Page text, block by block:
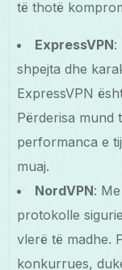
të thotë
ExpressVPN:
shpejta dhe
ExpressVPN
Përderisa mund
performanca e
muaj.
NordVPN:
protokolle
vlerë të madhe.
konkurrues,